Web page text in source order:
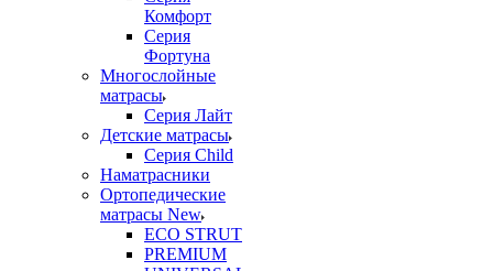
Комфорт
Серия
Фортуна
Многослойные
матрасы
Серия Лайт
Детские матрасы
Серия Child
Наматрасники
Ортопедические
матрасы New
ECO STRUT
PREMIUM